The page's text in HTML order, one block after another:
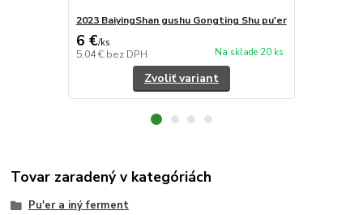
2023 BaiyingShan gushu Gongting Shu pu'er
6 €/ks
5,04 € bez DPH Na sklade 20 ks
Zvoliť variant
Tovar zaradený v kategóriách
Pu'er a iný ferment